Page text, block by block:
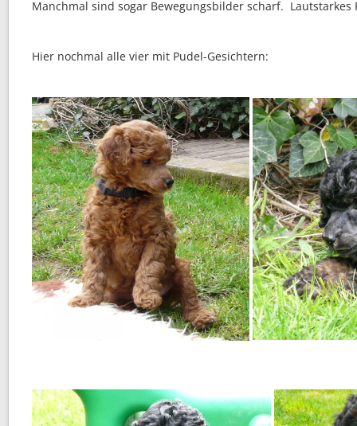
Manchmal sind sogar Bewegungsbilder scharf.
Hier nochmal alle vier mit Pudel-Gesichtern: